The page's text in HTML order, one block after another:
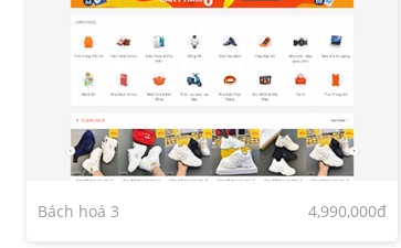
Bách hoá 3 4,990,000đ